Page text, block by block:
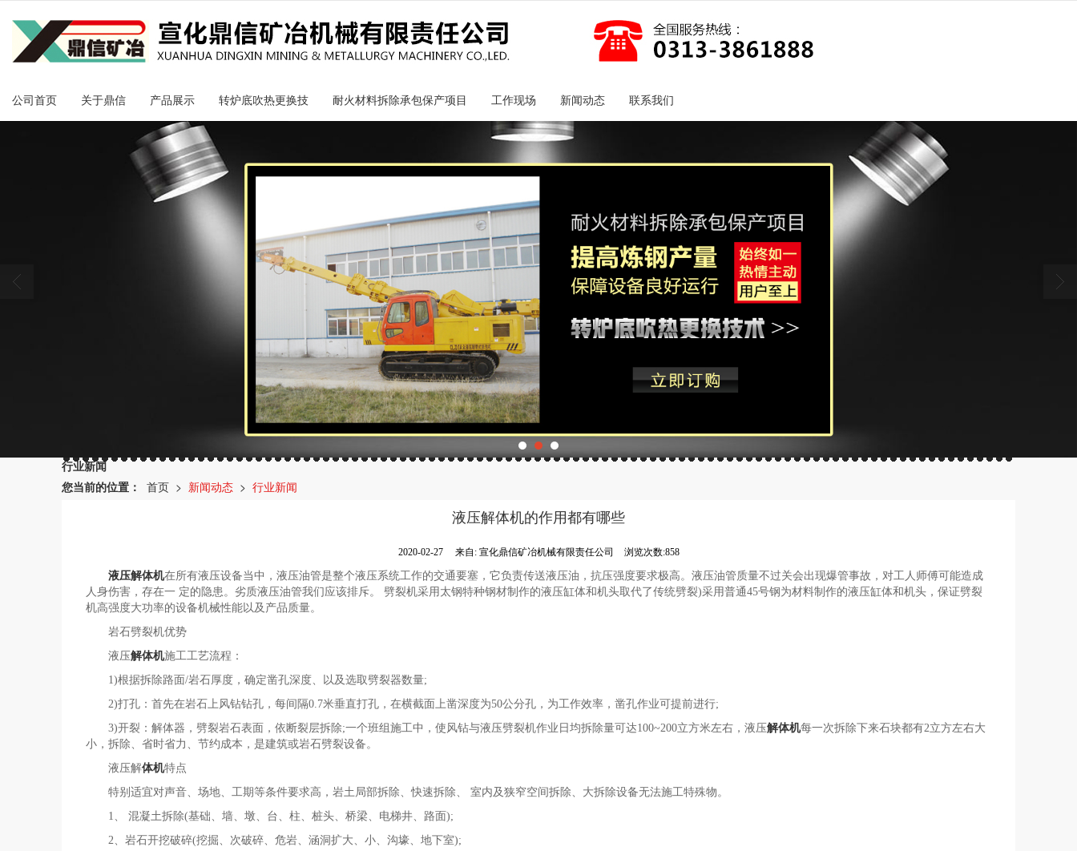
很遗憾，因您的浏览器版本过低导致无法获得最佳浏览体验，推荐下载安装谷歌浏览器！
公司首页 关于鼎信 产品展示 转炉底吹热更换技 耐火材料拆除承包保产项目 工作现场 新闻动态 联系我们
行业新闻
您当前的位置：
首页 > 新闻动态 > 行业新闻
液压解体机的作用都有哪些
2020-02-27 来自: 宣化鼎信矿冶机械有限责任公司 浏览次数:858
液压解体机在所有液压设备当中，液压油管是整个液压系统工作的交通要塞，它负责传送液压油，抗压强度要求极高。液压油管质量不过关会出现爆管事故，对工人师傅可能造成
人身伤害，存在一 定的隐患。劣质液压油管我们应该排斥。 劈裂机采用太钢特种钢材制作的液压缸体和机头取代了传统劈裂)采用普通45号钢为材料制作的液压缸体和机头，保证劈裂
机高强度大功率的设备机械性能以及产品质量。
岩石劈裂机优势
液压解体机施工工艺流程：
1)根据拆除路面/岩石厚度，确定凿孔深度、以及选取劈裂器数量;
2)打孔：首先在岩石上风钻钻孔，每间隔0.7米垂直打孔，在横截面上凿深度为50公分孔，为工作效率，凿孔作业可提前进行;
3)开裂：解体器，劈裂岩石表面，依断裂层拆除;一个班组施工中，使风钻与液压劈裂机作业日均拆除量可达100~200立方米左右，液压解体机每一次拆除下来石块都有2立方左右大
小，拆除、省时省力、节约成本，是建筑或岩石劈裂设备。
液压解体机特点
特别适宜对声音、场地、工期等条件要求高，岩土局部拆除、快速拆除、 室内及狭窄空间拆除、大拆除设备无法施工特殊物。
1、 混凝土拆除(基础、墙、墩、台、柱、桩头、桥梁、电梯井、路面);
2、岩石开挖破碎(挖掘、次破碎、危岩、涵洞扩大、小、沟壕、地下室);